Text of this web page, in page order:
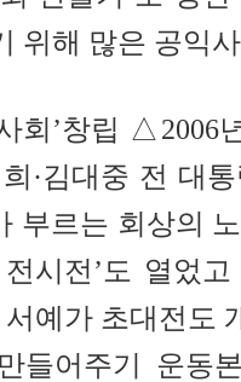
위해 많은 공익
회’창립 △2006
·김대중 전 대
부르는 회상의
시전’도 열었
서예가 초대전도
들어주기 운동